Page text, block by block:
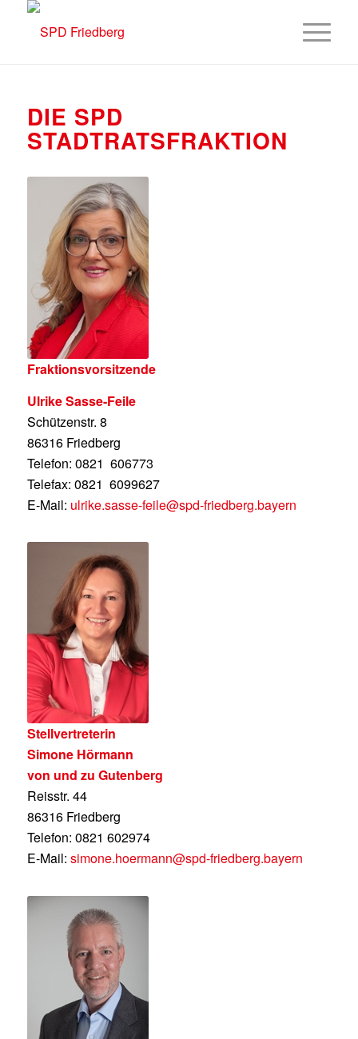
DIE SPD
STADTRATSFRAKTION
Fraktionsvorsitzende
Ulrike Sasse-Feile
Schützenstr. 8
86316 Friedberg
Telefon: 0821 606773
Telefax: 0821 6099627
E-Mail: ulrike.sasse-feile@spd-friedberg.bayern
Stellvertreterin
Simone Hörmann
von und zu Gutenberg
Reisstr. 44
86316 Friedberg
Telefon: 0821 602974
E-Mail: simone.hoermann@spd-friedberg.bayern